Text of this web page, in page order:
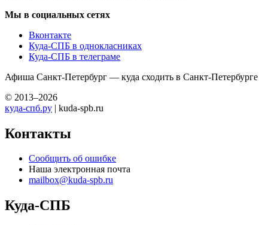
Мы в социальных сетях
Вконтакте
Куда-СПБ в однокласниках
Куда-СПБ в телеграме
Афиша Санкт-Петербург — куда сходить в Санкт-Петербурге
© 2013–2026
куда-спб.ру | kuda-spb.ru
Контакты
Сообщить об ошибке
Наша электронная почта
mailbox@kuda-spb.ru
Куда-СПБ